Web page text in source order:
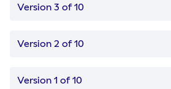
Version 3 of 10
Version 2 of 10
Version 1 of 10